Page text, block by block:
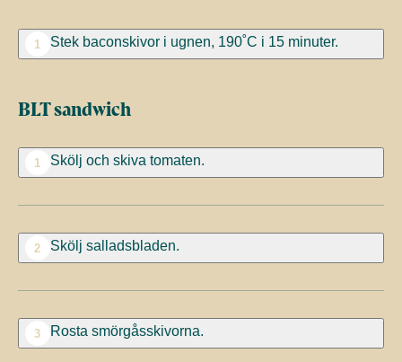
1 Stek baconskivor i ugnen, 190˚C i 15 minuter.
BLT sandwich
1 Skölj och skiva tomaten.
2 Skölj salladsbladen.
3 Rosta smörgåsskivorna.